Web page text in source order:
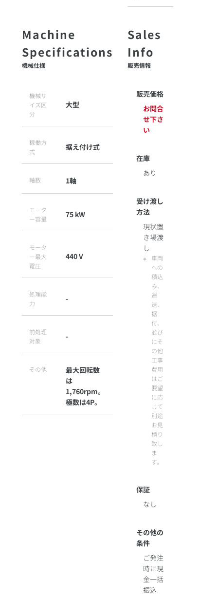
機械仕様
機械サ
イズ区
分
大型
稼働方
式
据え付け式
軸数 1軸
モータ
ー容量
75 kW
モータ
ー最大
電圧
440 V
処理能
力
-
前処理
対象
-
その他
最大回転数
は
1,760rpm。
極数は4P。
販売情報
販売価格
お問合
せ下さ
い
在庫
あり
受け渡し
方法
現状置
き場渡
し
車両
への
積込
み、
運
送、
据
付、
並び
にそ
の他
工事
費用
はご
要望
に応
じて
別途
お見
積り
致し
ま
す。
保証
なし
その他の
条件
ご発注
時に現
金一括
振込